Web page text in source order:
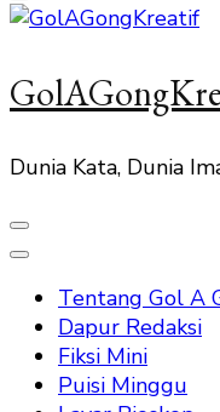
Dunia Kata, Dunia
Tentang Gol A
Dapur Redaksi
Fiksi Mini
Puisi Minggu